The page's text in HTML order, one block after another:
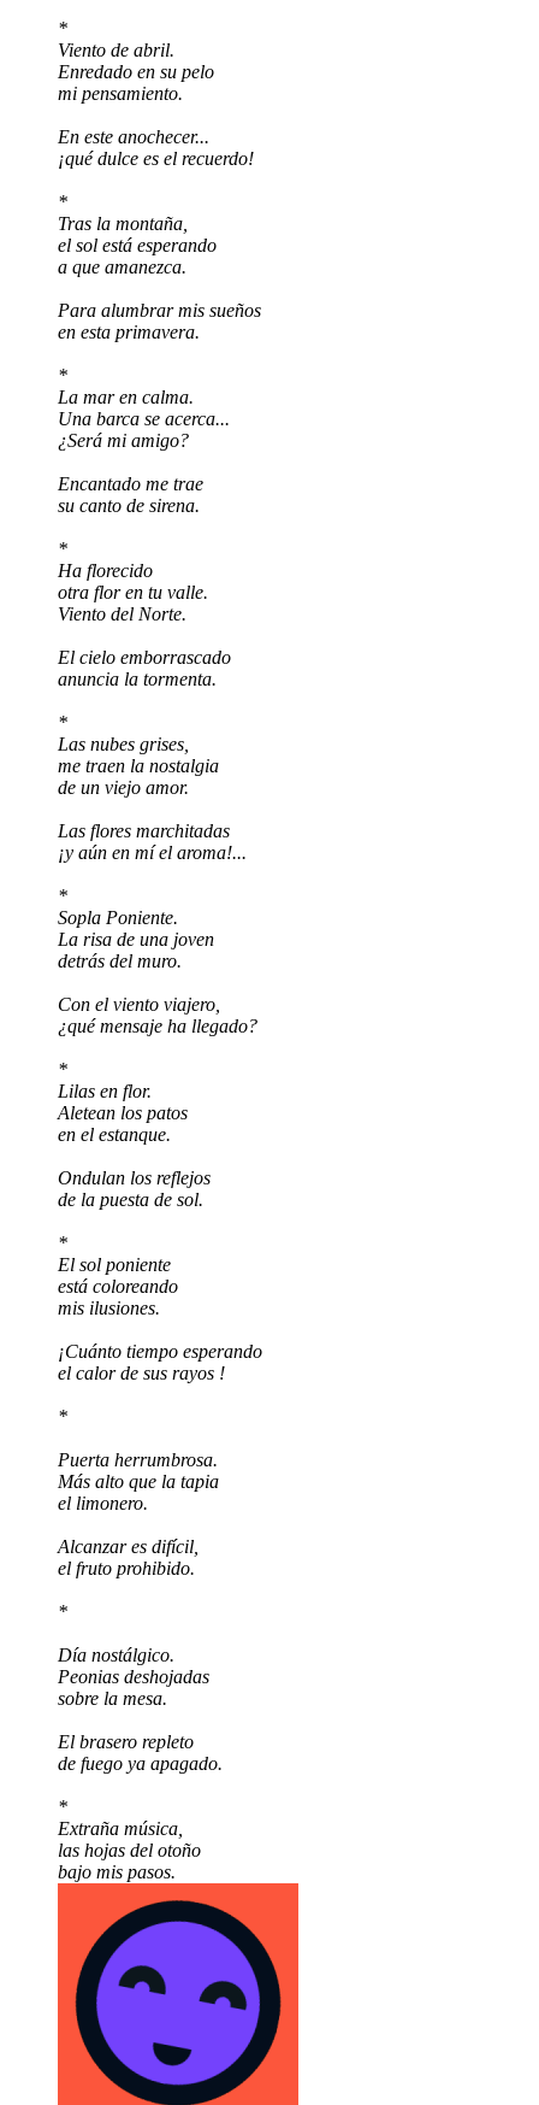
*
Viento de abril.
Enredado en su pelo
mi pensamiento.
En este anochecer...
¡qué dulce es el recuerdo!
*
Tras la montaña,
el sol está esperando
a que amanezca.
Para alumbrar mis sueños
en esta primavera.
*
La mar en calma.
Una barca se acerca...
¿Será mi amigo?
Encantado me trae
su canto de sirena.
*
Ha florecido
otra flor en tu valle.
Viento del Norte.
El cielo emborrascado
anuncia la tormenta.
*
Las nubes grises,
me traen la nostalgia
de un viejo amor.
Las flores marchitadas
¡y aún en mí el aroma!...
*
Sopla Poniente.
La risa de una joven
detrás del muro.
Con el viento viajero,
¿qué mensaje ha llegado?
*
Lilas en flor.
Aletean los patos
en el estanque.
Ondulan los reflejos
de la puesta de sol.
*
El sol poniente
está coloreando
mis ilusiones.
¡Cuánto tiempo esperando
el calor de sus rayos !
*
Puerta herrumbrosa.
Más alto que la tapia
el limonero.
Alcanzar es difícil,
el fruto prohibido.
*
Día nostálgico.
Peonias deshojadas
sobre la mesa.
El brasero repleto
de fuego ya apagado.
*
Extraña música,
las hojas del otoño
bajo mis pasos.